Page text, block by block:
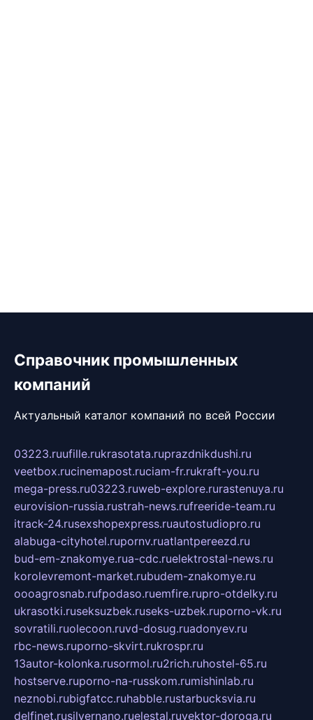
Справочник промышленных
компаний
Актуальный каталог компаний по всей России
03223.ruufille.rukrasotata.ruprazdnikdushi.ru
veetbox.rucinemapost.ruciam-fr.rukraft-you.ru
mega-press.ru03223.ruweb-explore.rurastenuya.ru
eurovision-russia.rustrah-news.rufreeride-team.ru
itrack-24.rusexshopexpress.ruautostudiopro.ru
alabuga-cityhotel.rupornv.ruatlantpereezd.ru
bud-em-znakomye.rua-cdc.ruelektrostal-news.ru
korolevremont-market.rubudem-znakomye.ru
oooagrosnab.rufpodaso.ruemfire.rupro-otdelky.ru
ukrasotki.ruseksuzbek.ruseks-uzbek.ruporno-vk.ru
sovratili.ruolecoon.ruvd-dosug.ruadonyev.ru
rbc-news.ruporno-skvirt.rukrospr.ru
13autor-kolonka.rusormol.ru2rich.ruhostel-65.ru
hostserve.ruporno-na-russkom.rumishinlab.ru
neznobi.rubigfatcc.ruhabble.rustarbucksvia.ru
delfinet.rusilvernano.ruelestal.ruvektor-doroga.ru